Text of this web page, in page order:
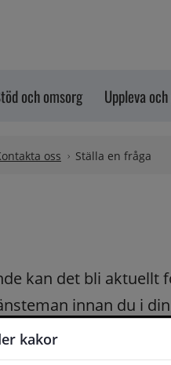
kakor
och omsorg Uppleva
oss Ställa en fråga
kan det bli aktuellt
innan du i
hjälp och svar på dina